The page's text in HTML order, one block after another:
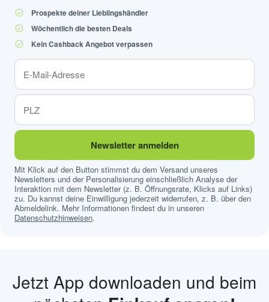
Prospekte deiner Lieblingshändler
Wöchentlich die besten Deals
Kein Cashback Angebot verpassen
Newsletter anmelden
Mit Klick auf den Button stimmst du dem Versand unseres
Newsletters und der Personalisierung einschließlich Analyse der
Interaktion mit dem Newsletter (z. B. Öffnungsrate, Klicks auf Links)
zu. Du kannst deine Einwilligung jederzeit widerrufen, z. B. über den
Abmeldelink. Mehr Informationen findest du in unseren
Datenschutzhinweisen.
Jetzt App downloaden und beim